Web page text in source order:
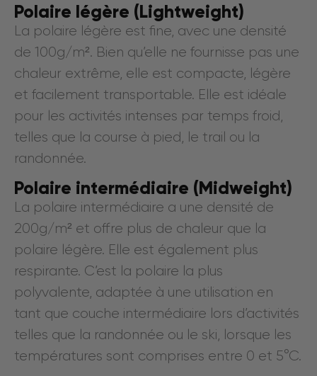
Polaire légère (Lightweight)
La polaire légère est fine, avec une densité
de 100g/m². Bien qu’elle ne fournisse pas une
chaleur extrême, elle est compacte, légère
et facilement transportable. Elle est idéale
pour les activités intenses par temps froid,
telles que la course à pied, le trail ou la
randonnée.
Polaire intermédiaire (Midweight)
La polaire intermédiaire a une densité de
200g/m² et offre plus de chaleur que la
polaire légère. Elle est également plus
respirante. C’est la polaire la plus
polyvalente, adaptée à une utilisation en
tant que couche intermédiaire lors d’activités
telles que la randonnée ou le ski, lorsque les
températures sont comprises entre 0 et 5°C.